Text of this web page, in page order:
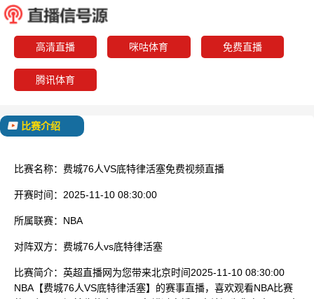
高清直播 咪咕体育 免费直播
腾讯体育
比赛介绍
比赛名称： 费城76人VS底特律活塞免费视频直播
开赛时间： 2025-11-10 08:30:00
所属联赛： NBA
对阵双方： 费城76人vs底特律活塞
比赛简介： 英超直播网为您带来北京时间2025-11-10 08:30:00
NBA【费城76人VS底特律活塞】的赛事直播，喜欢观看NBA比赛